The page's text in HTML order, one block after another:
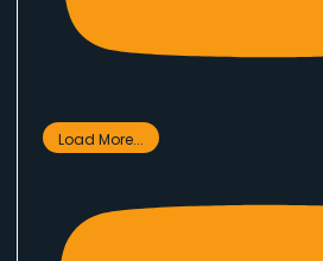
Load More...